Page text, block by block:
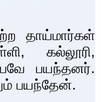
தாய்மார்கள்
, கல்லூரி,
பயந்தனர்.
பயந்தேன்.